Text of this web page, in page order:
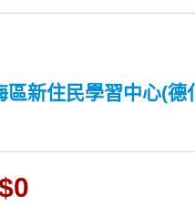
區新住民學習中心(
0